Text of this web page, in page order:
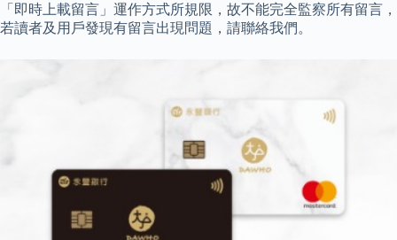
「即時上載留言」運作方式所規限，故不能完全監察所有留言，
若讀者及用戶發現有留言出現問題，請聯絡我們。